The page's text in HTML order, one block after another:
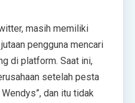
masih memiliki
pengguna mencari
di platform. Saat ini,
setelah pesta
dan itu tidak